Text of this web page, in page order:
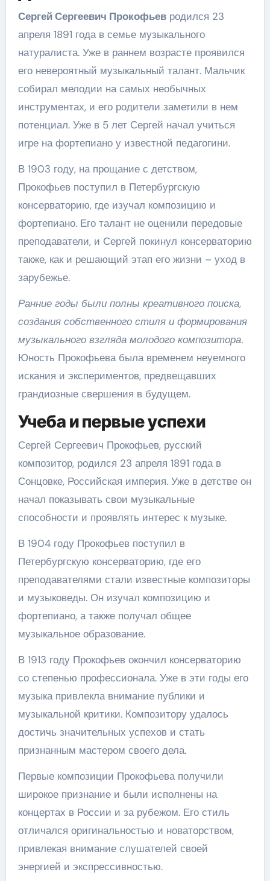
Сергей Сергеевич Прокофьевродился 23
апреля 1891 года в семье музыкального
натуралиста. Уже в раннем возрасте проявился
его невероятный музыкальный талант. Мальчик
собирал мелодии на самых необычных
инструментах, и его родители заметили в нем
потенциал. Уже в 5 лет Сергей начал учиться
игре на фортепиано у известной педагогини.
В 1903 году, на прощание с детством,
Прокофьев поступил в Петербургскую
консерваторию, где изучал композицию и
фортепиано. Его талант не оценили передовые
преподаватели, и Сергей покинул консерваторию
также, как и решающий этап его жизни – уход в
зарубежье.
Ранние годы были полны креативного поиска,
создания собственного стиля и формирования
музыкального взгляда молодого композитора.
Юность Прокофьева была временем неуемного
искания и экспериментов, предвещавших
грандиозные свершения в будущем.
Учеба и первые успехи
Сергей Сергеевич Прокофьев, русский
композитор, родился 23 апреля 1891 года в
Сонцовке, Российская империя. Уже в детстве он
начал показывать свои музыкальные
способности и проявлять интерес к музыке.
В 1904 году Прокофьев поступил в
Петербургскую консерваторию, где его
преподавателями стали известные композиторы
и музыковеды. Он изучал композицию и
фортепиано, а также получал общее
музыкальное образование.
В 1913 году Прокофьев окончил консерваторию
со степенью профессионала. Уже в эти годы его
музыка привлекла внимание публики и
музыкальной критики. Композитору удалось
достичь значительных успехов и стать
признанным мастером своего дела.
Первые композиции Прокофьева получили
широкое признание и были исполнены на
концертах в России и за рубежом. Его стиль
отличался оригинальностью и новаторством,
привлекая внимание слушателей своей
энергией и экспрессивностью.